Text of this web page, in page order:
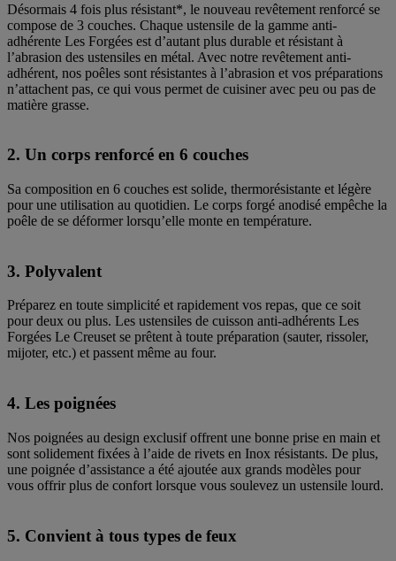
Désormais 4 fois plus résistant*, le nouveau revêtement renforcé se
compose de 3 couches. Chaque ustensile de la gamme anti-
adhérente Les Forgées est d’autant plus durable et résistant à
l’abrasion des ustensiles en métal. Avec notre revêtement anti-
adhérent, nos poêles sont résistantes à l’abrasion et vos préparations
n’attachent pas, ce qui vous permet de cuisiner avec peu ou pas de
matière grasse.
2. Un corps renforcé en 6 couches
Sa composition en 6 couches est solide, thermorésistante et légère
pour une utilisation au quotidien. Le corps forgé anodisé empêche la
poêle de se déformer lorsqu’elle monte en température.
3. Polyvalent
Préparez en toute simplicité et rapidement vos repas, que ce soit
pour deux ou plus. Les ustensiles de cuisson anti-adhérents Les
Forgées Le Creuset se prêtent à toute préparation (sauter, rissoler,
mijoter, etc.) et passent même au four.
4. Les poignées
Nos poignées au design exclusif offrent une bonne prise en main et
sont solidement fixées à l’aide de rivets en Inox résistants. De plus,
une poignée d’assistance a été ajoutée aux grands modèles pour
vous offrir plus de confort lorsque vous soulevez un ustensile lourd.
5. Convient à tous types de feux